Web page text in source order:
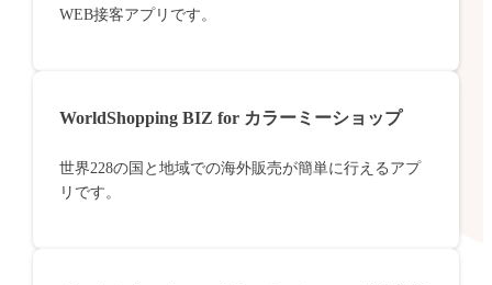
WEB接客アプリです。
WorldShopping BIZ for カラーミーショップ
世界228の国と地域での海外販売が簡単に行えるアプ
リです。